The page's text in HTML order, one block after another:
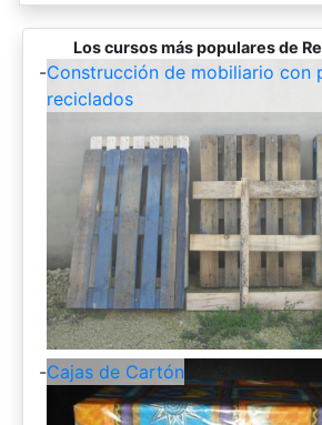
Los cursos más populares de
-Construcción de mobiliario con
reciclados
-Cajas de Cartón